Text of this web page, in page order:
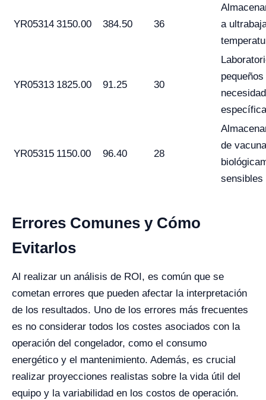
YR05314 3150.00 384.50 36
a
YR05313 1825.00 91.25 30
YR05315 1150.00 96.40 28
de
sensibles
Errores Comunes y Cómo
Evitarlos
Al realizar un análisis de ROI, es común que se
cometan errores que pueden afectar la interpretación
de los resultados. Uno de los errores más frecuentes
es no considerar todos los costes asociados con la
operación del congelador, como el consumo
energético y el mantenimiento. Además, es crucial
realizar proyecciones realistas sobre la vida útil del
equipo y la variabilidad en los costos de operación.